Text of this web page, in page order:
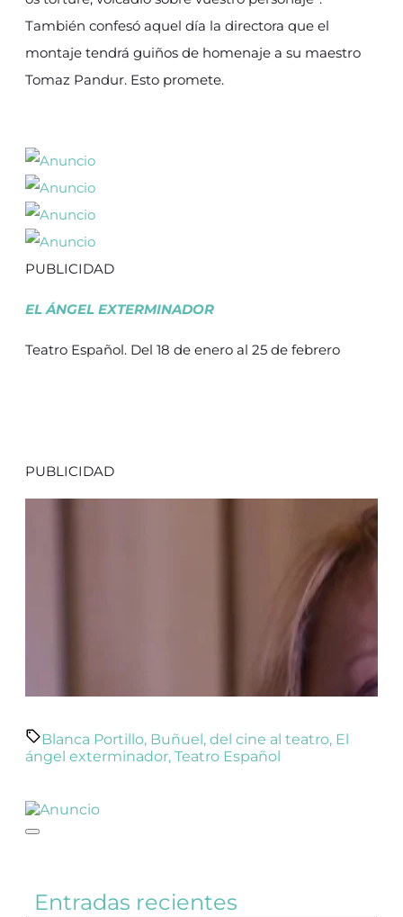
También confesó aquel día la directora que el
montaje tendrá guiños de homenaje a su maestro
Tomaz Pandur. Esto promete.
PUBLICIDAD
EL ÁNGEL EXTERMINADOR
Teatro Español. Del 18 de enero al 25 de febrero
PUBLICIDAD
Blanca Portillo, Buñuel , del cine al teatro, El
ángel exterminador, Teatro Español
Entradas recientes